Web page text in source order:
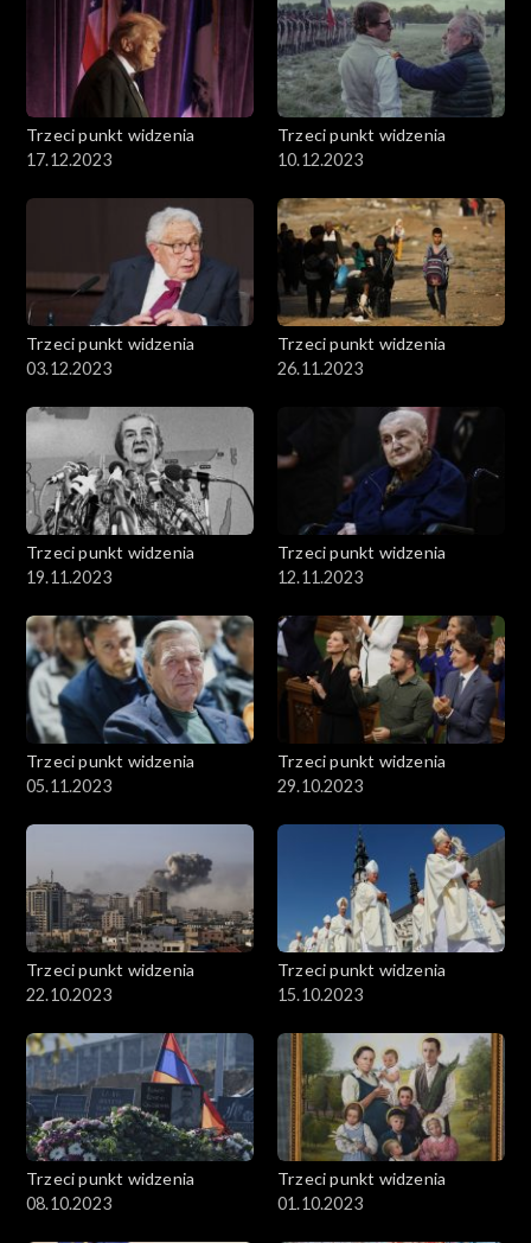
Trzeci punkt widzenia
17.12.2023
Trzeci punkt widzenia
10.12.2023
Trzeci punkt widzenia
03.12.2023
Trzeci punkt widzenia
26.11.2023
Trzeci punkt widzenia
19.11.2023
Trzeci punkt widzenia
12.11.2023
Trzeci punkt widzenia
05.11.2023
Trzeci punkt widzenia
29.10.2023
Trzeci punkt widzenia
22.10.2023
Trzeci punkt widzenia
15.10.2023
Trzeci punkt widzenia
08.10.2023
Trzeci punkt widzenia
01.10.2023